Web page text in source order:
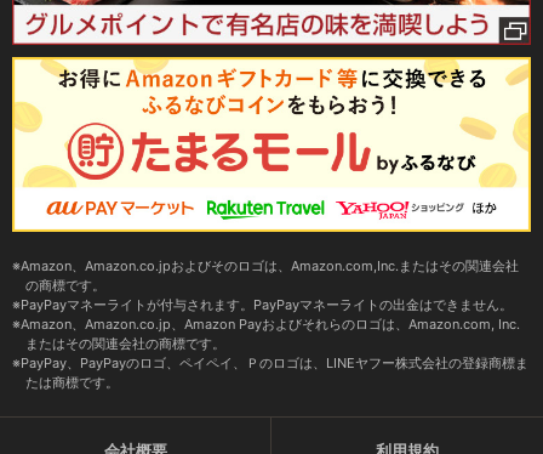
Amazon、Amazon.co.jpおよびそのロゴは、Amazon.com,Inc.またはその関連会社
の商標です。
PayPayマネーライトが付与されます。PayPayマネーライトの出金はできません。
Amazon、Amazon.co.jp、Amazon Payおよびそれらのロゴは、Amazon.com, Inc.
またはその関連会社の商標です。
PayPay、PayPayのロゴ、ペイペイ、Ｐのロゴは、LINEヤフー株式会社の登録商標ま
たは商標です。
会社概要 利用規約